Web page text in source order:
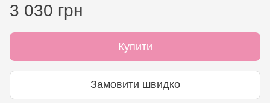
3 030 грн
Купити
Замовити швидко